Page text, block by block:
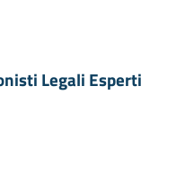
Legali Esperti